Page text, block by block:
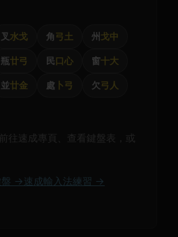
叉 水戈 角弓土 州 戈中
瓶廿弓 民口心 窗十大
並廿金 處 卜弓 欠弓人
往速成專頁、查看鍵盤表，或
盤 → 速成輸入法練習 →